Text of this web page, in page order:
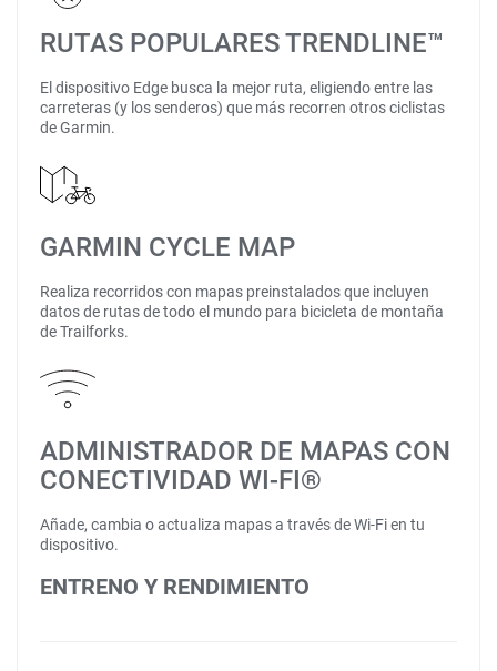
RUTAS POPULARES TRENDLINE™
El dispositivo Edge busca la mejor ruta, eligiendo entre las
carreteras (y los senderos) que más recorren otros ciclistas
de Garmin.
GARMIN CYCLE MAP
Realiza recorridos con mapas preinstalados que incluyen
datos de rutas de todo el mundo para bicicleta de montaña
de Trailforks.
ADMINISTRADOR DE MAPAS CON
CONECTIVIDAD WI-FI®
Añade, cambia o actualiza mapas a través de Wi-Fi en tu
dispositivo.
ENTRENO Y RENDIMIENTO